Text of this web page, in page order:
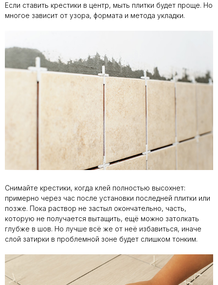
Если ставить крестики в центр, мыть плитки будет проще. Но
многое зависит от узора, формата и метода укладки.
Снимайте крестики, когда клей полностью высохнет:
примерно через час после установки последней плитки или
позже. Пока раствор не застыл окончательно, часть,
которую не получается вытащить, ещё можно затолкать
глубже в шов. Но лучше всё же от неё избавиться, иначе
слой затирки в проблемной зоне будет слишком тонким.